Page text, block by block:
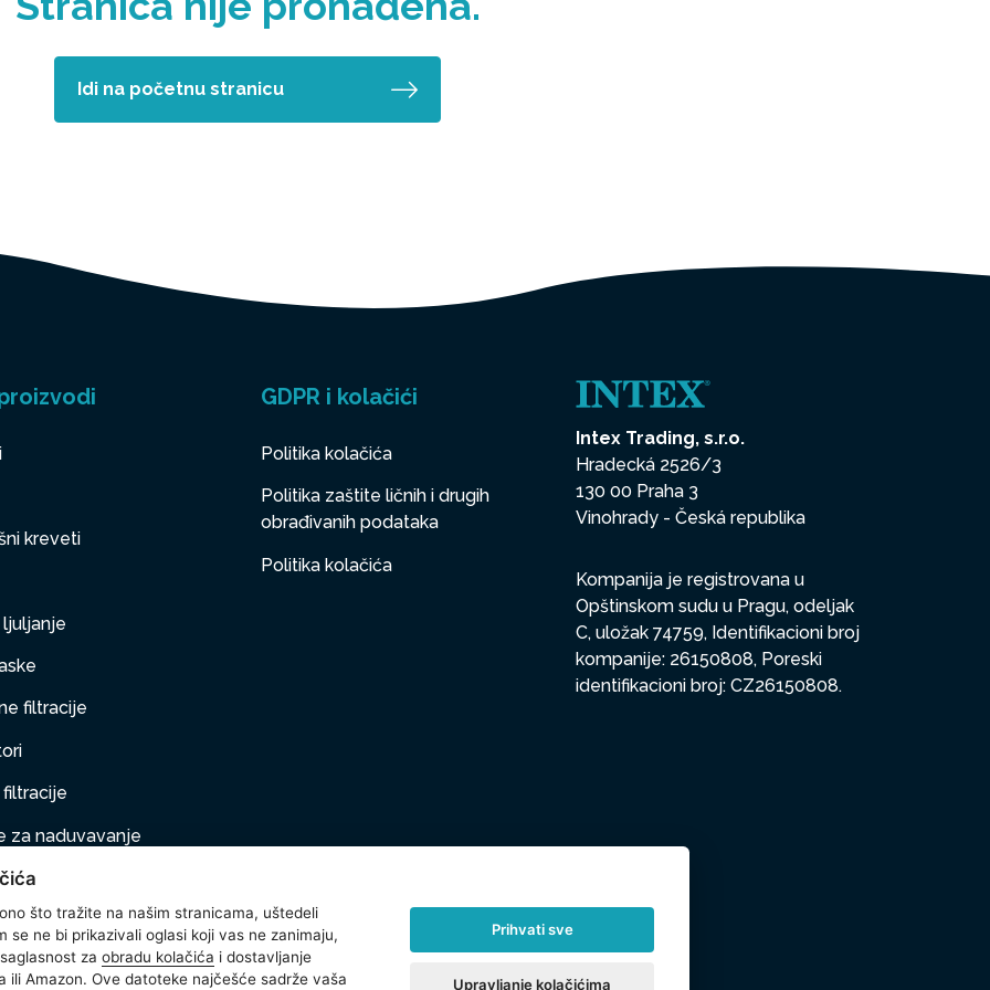
Idi na početnu stranicu
kreveti
filtracije
filtracije
za naduvavanje
na naduvavanje
oprema
GDPR i kolačići
Politika kolačića
Politika zaštite ličnih i drugih
obrađivanih podataka
Politika kolačića
Intex Trading, s.r.o.
Hradecká 2526/3
130 00 Praha 3
Vinohrady - Česká republika
Kompanija je registrovana u
Opštinskom sudu u Pragu, odeljak
C, uložak 74759, Identifikacioni broj
kompanije: 26150808, Poreski
identifikacioni broj: CZ26150808.
što tražite na našim stranicama, uštedeli
se ne bi prikazivali oglasi koji vas ne zanimaju,
za obradu kolačića i dostavljanje
ili Amazon. Ove datoteke najčešće sadrže vaša
Prihvati sve
Upravljanje kolačićima